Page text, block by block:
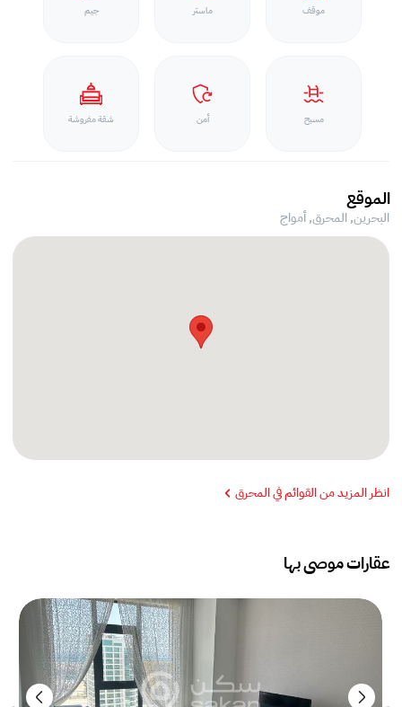
موقف ماستر جيم
مسبح أمن شقة مفروشة
الموقع
البحرين, المحرق,أمواج
انظر المزيد من القوائم في المحرق
عقارات موصى بها